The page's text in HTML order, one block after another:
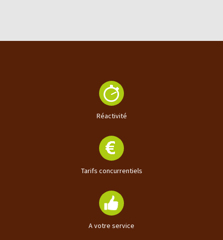
Réactivité
Tarifs concurrentiels
A votre service